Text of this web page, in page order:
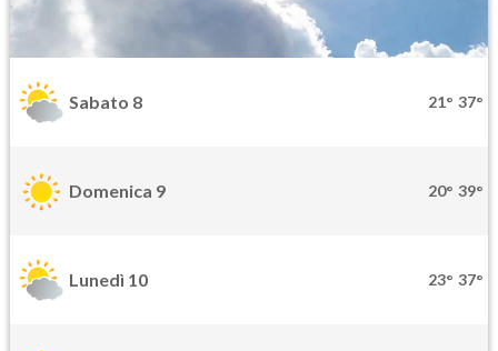
Sabato 8 21° 37°
Domenica 9 20° 39°
Lunedì 10 23° 37°